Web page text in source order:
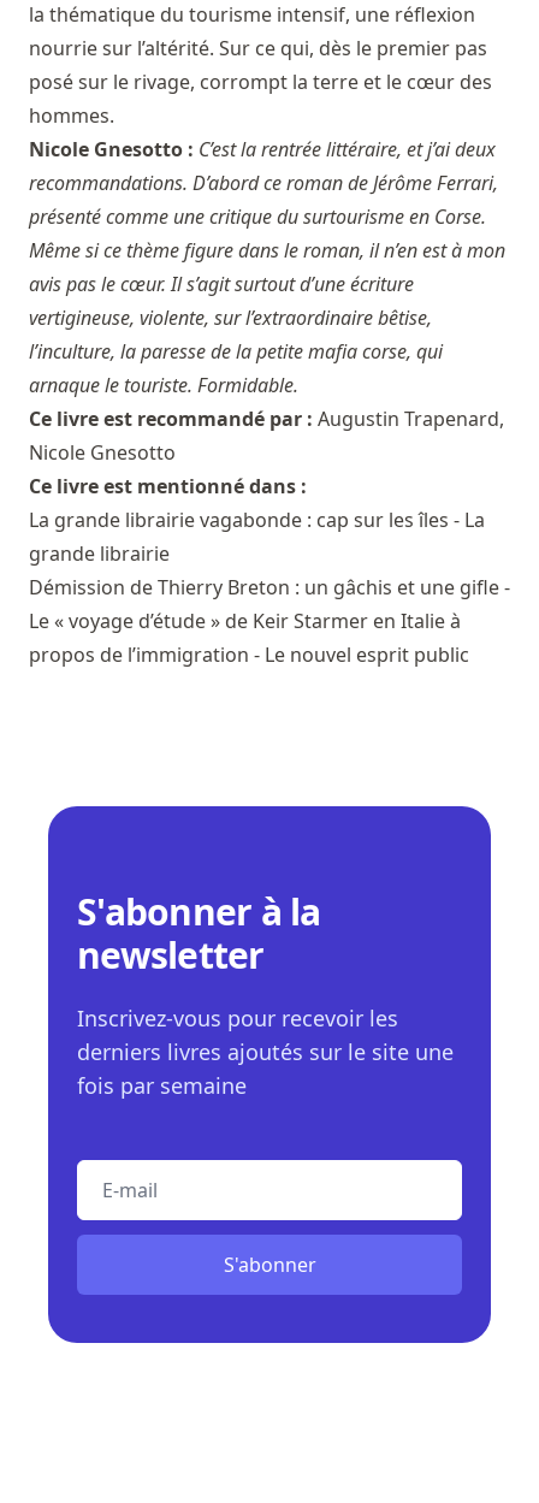
la thématique du tourisme intensif, une réflexion
nourrie sur l’altérité. Sur ce qui, dès le premier pas
posé sur le rivage, corrompt la terre et le cœur des
hommes.
Nicole Gnesotto : C’est la rentrée littéraire, et j’ai deux
recommandations. D’abord ce roman de Jérôme Ferrari,
présenté comme une critique du surtourisme en Corse.
Même si ce thème figure dans le roman, il n’en est à mon
avis pas le cœur. Il s’agit surtout d’une écriture
vertigineuse, violente, sur l’extraordinaire bêtise,
l’inculture, la paresse de la petite mafia corse, qui
arnaque le touriste. Formidable.
Ce livre est recommandé par : Augustin Trapenard,
Nicole Gnesotto
Ce livre est mentionné dans :
La grande librairie vagabonde : cap sur les îles - La
grande librairie
Démission de Thierry Breton : un gâchis et une gifle -
Le « voyage d’étude » de Keir Starmer en Italie à
propos de l’immigration - Le nouvel esprit public
S'abonner à la
newsletter
Inscrivez-vous pour recevoir les
derniers livres ajoutés sur le site une
fois par semaine
S'abonner